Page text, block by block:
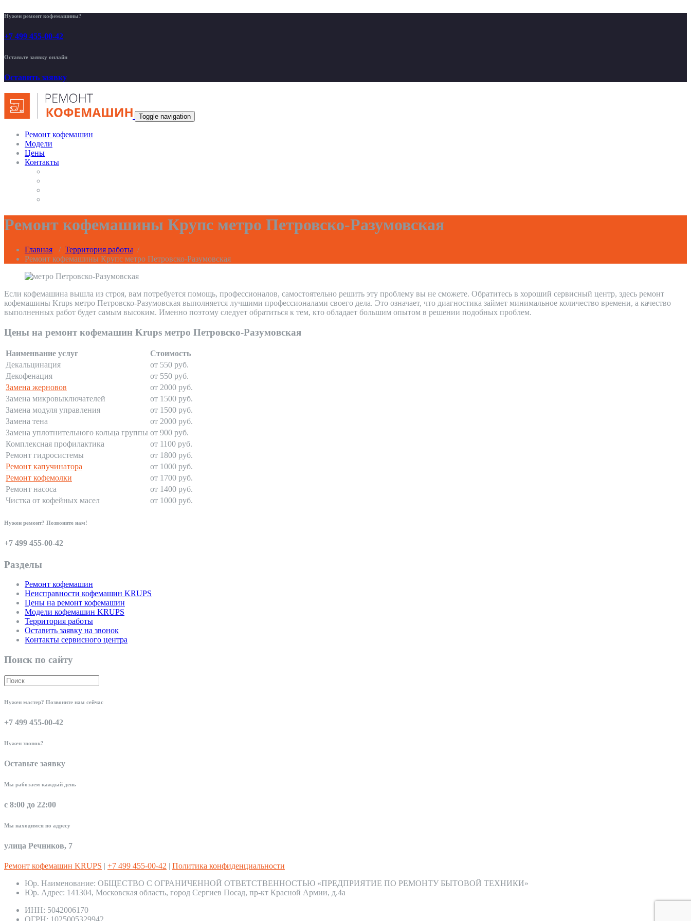
Нужен ремонт кофемашины?
+7 499 455-00-42
Оставьте заявку онлайн
Оставить заявку
Toggle navigation
Ремонт кофемашин
Модели
Цены
Контакты
Ремонт кофемашины Крупс метро Петровско-Разумовская
Главная / Территория работы /
Ремонт кофемашины Крупс метро Петровско-Разумовская
Если кофемашина вышла из строя, вам потребуется помощь, профессионалов, самостоятельно решить эту проблему вы не сможете. Обратитесь в хороший сервисный центр, здесь ремонт
кофемашины Krups метро Петровско-Разумовская выполняется лучшими профессионалами своего дела. Это означает, что диагностика займет минимальное количество времени, а качество
выполненных работ будет самым высоким. Именно поэтому следует обратиться к тем, кто обладает большим опытом в решении подобных проблем.
Цены на ремонт кофемашин Krups метро Петровско-Разумовская
Наименвание услуг
Стоимость
Декальцинация
от 550 руб.
Декофенация
от 550 руб.
Замена жерновов
от 2000 руб.
Замена микровыключателей
от 1500 руб.
Замена модуля управления
от 1500 руб.
Замена тена
от 2000 руб.
Замена уплотнительного кольца группы от 900 руб.
Комплексная профилактика
от 1100 руб.
Ремонт гидросистемы
от 1800 руб.
Ремонт капучинатора
от 1000 руб.
Ремонт кофемолки
от 1700 руб.
Ремонт насоса
от 1400 руб.
Чистка от кофейных масел
от 1000 руб.
Нужен ремонт? Позвоните нам!
+7 499 455-00-42
Разделы
Ремонт кофемашин
Неисправности кофемашин KRUPS
Цены на ремонт кофемашин
Модели кофемашин KRUPS
Территория работы
Оставить заявку на звонок
Контакты сервисного центра
Поиск по сайту
Нужен мастер? Позвоните нам сейчас
+7 499 455-00-42
Нужен звонок?
Оставьте заявку
Мы работаем каждый день
с 8:00 до 22:00
Мы находимся по адресу
улица Речников, 7
Ремонт кофемашин KRUPS | +7 499 455-00-42 | Политика конфиденциальности
Юр. Наименование: ОБЩЕСТВО С ОГРАНИЧЕННОЙ ОТВЕТСТВЕННОСТЬЮ «ПРЕДПРИЯТИЕ ПО РЕМОНТУ БЫТОВОЙ ТЕХНИКИ»
Юр. Адрес: 141304, Московская область, город Сергиев Посад, пр-кт Красной Армии, д.4а
ИНН: 5042006170
ОГРН: 1025005329942